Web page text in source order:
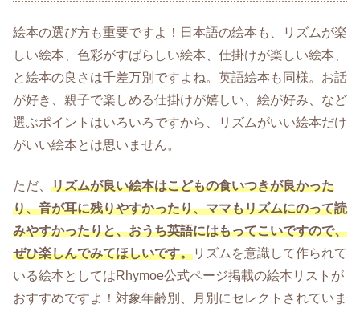
絵本の選び方も重要ですよ！日本語の絵本も、リズムが楽
しい絵本、色彩がすばらしい絵本、仕掛けが楽しい絵本、
と絵本の良さは千差万別ですよね。英語絵本も同様。お話
が好き、親子で楽しめる仕掛けが嬉しい、絵が好み、など
選ぶポイントはいろいろですから、リズムがいい絵本だけ
がいい絵本とは思いません。
ただ、 リズムが良い絵本はこどもの食いつきが良かった
り、音が耳に残りやすかったり、ママもリズムにのって読
みやすかったりと、おうち英語にはもってこいですので、
ぜひ楽しんでみてほしいです。リズムを意識して作られて
いる絵本としてはRhymoe公式ページ掲載の絵本リストが
おすすめですよ！対象年齢別、月別にセレクトされていま